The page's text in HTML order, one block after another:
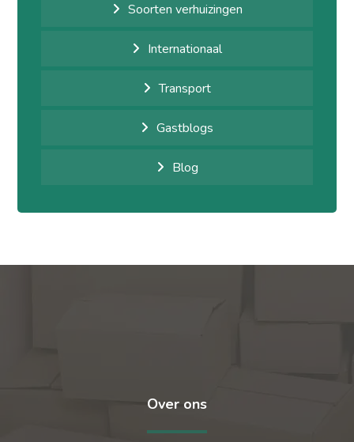
Soorten verhuizingen
Internationaal
Transport
Gastblogs
Blog
Over ons